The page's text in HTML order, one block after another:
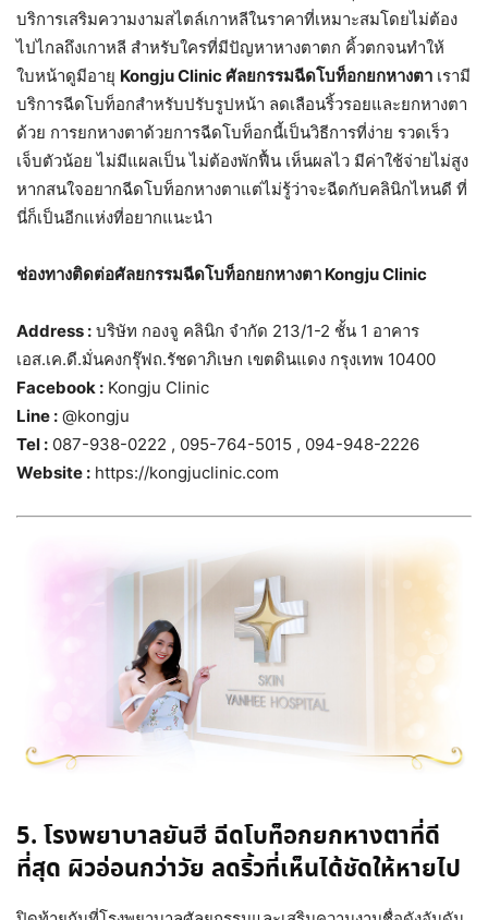
บริการเสริมความงามสไตล์เกาหลีในราคาที่เหมาะสมโดยไม่ต้อง
ไปไกลถึงเกาหลี สำหรับใครที่มีปัญหาหางตาตก คิ้วตกจนทำให้
ใบหน้าดูมีอายุ Kongju Clinic ศัลยกรรมฉีดโบท็อกยกหางตา เรามี
บริการฉีดโบท็อกสำหรับปรับรูปหน้า ลดเลือนริ้วรอยและยกหางตา
ด้วย การยกหางตาด้วยการฉีดโบท็อกนี้เป็นวิธีการที่ง่าย รวดเร็ว
เจ็บตัวน้อย ไม่มีแผลเป็น ไม่ต้องพักฟื้น เห็นผลไว มีค่าใช้จ่ายไม่สูง
หากสนใจอยากฉีดโบท็อกหางตาแต่ไม่รู้ว่าจะฉีดกับคลินิกไหนดี ที่
นี่ก็เป็นอีกแห่งที่อยากแนะนำ
ช่องทางติดต่อศัลยกรรมฉีดโบท็อกยกหางตา Kongju Clinic
Address : บริษัท กองจู คลินิก จำกัด 213/1-2 ชั้น 1 อาคาร
เอส.เค.ดี.มั่นคงกรุ๊ฟถ.รัชดาภิเษก เขตดินแดง กรุงเทพ 10400
Facebook : Kongju Clinic
Line : @kongju
Tel : 087-938-0222 , 095-764-5015 , 094-948-2226
Website : https://kongjuclinic.com
5. โรงพยาบาลยันฮี ฉีดโบท็อกยกหางตาที่ดี
ที่สุด ผิวอ่อนกว่าวัย ลดริ้วที่เห็นได้ชัดให้หายไป